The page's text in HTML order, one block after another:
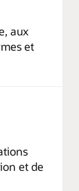
aux
et
et de